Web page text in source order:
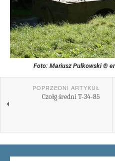
Foto: Mariusz Pulkowski ®
POPRZEDNI ARTYKUŁ
Czołg średni T-34-85